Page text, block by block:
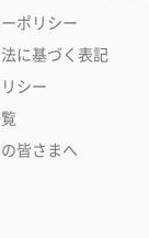
ポリシー
に基づく表記
シー
皆さまへ